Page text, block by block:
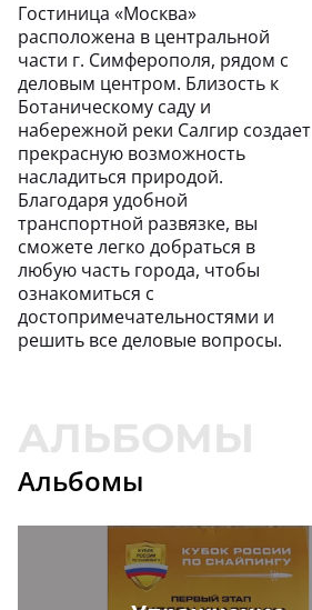
Гостиница «Москва»
расположена в центральной
части г. Симферополя, рядом с
деловым центром. Близость к
Ботаническому саду и
набережной реки Салгир создает
прекрасную возможность
насладиться природой.
Благодаря удобной
транспортной развязке, вы
сможете легко добраться в
любую часть города, чтобы
ознакомиться с
достопримечательностями и
решить все деловые вопросы.
Альбомы